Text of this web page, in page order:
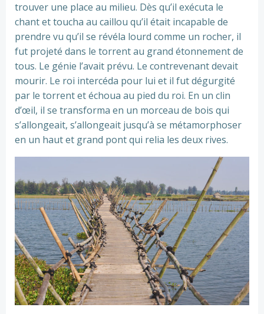
trouver une place au milieu. Dès qu’il exécuta le
chant et toucha au caillou qu’il était incapable de
prendre vu qu’il se révéla lourd comme un rocher, il
fut projeté dans le torrent au grand étonnement de
tous. Le génie l’avait prévu. Le contrevenant devait
mourir. Le roi intercéda pour lui et il fut dégurgité
par le torrent et échoua au pied du roi. En un clin
d’œil, il se transforma en un morceau de bois qui
s’allongeait, s’allongeait jusqu’à se métamorphoser
en un haut et grand pont qui relia les deux rives.